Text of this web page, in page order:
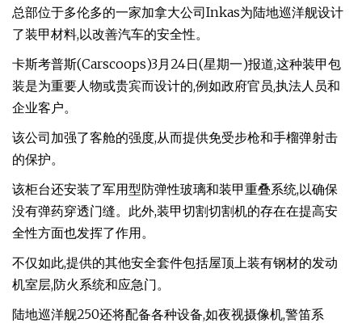
总部位于多伦多的一家加拿大公司Inkas为陆地巡洋舰设计
了装甲材料,以改善汽车的安全性。
卡斯考普斯(Carscoops)3月24日(星期一)报道,这种装甲包
装是为重要人物或贵宾而设计的,例如政府官员,执法人员和
企业客户。
该公司加强了客舱的强度,从而提供免受步枪和手榴弹射击
的保护。
该柜台还安装了军用型防弹性玻璃和装甲重叠系统,以确保
没有弹药穿透门缝。此外,装甲切割切割机的存在在提高安
全性方面也发挥了作用。
不仅如此,提供的其他安全套件包括屋顶上装有钢材的发动
机室层,防火系统和应急门。
陆地巡洋舰250还将配备各种设备,如夜视摄像机,警笛系